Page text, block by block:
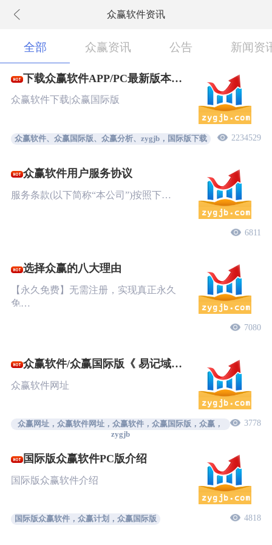
众赢软件资讯
全部 众赢资讯 公告 新闻资
下载众赢软件APP/PC最新版本
New!
众赢软件下载|众赢国际版
众赢软件、众赢国际版、众赢分析、zygjb，国际版下载 2234529
众赢软件用户服务协议
服务条款(以下简称“本公司”)按照下…
6811
选择众赢的八大理由
【永久免费】无需注册，实现真正永久
免…
7080
众赢软件/众赢国际版《 易记域
名》
众赢软件网址
众赢网址，众赢软件网址，众赢软件，众赢国际版，众赢，
zygjb
3778
国际版众赢软件PC版介绍
国际版众赢软件介绍
国际版众赢软件，众赢计划，众赢国际版 4818